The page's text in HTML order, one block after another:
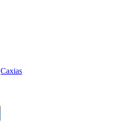
Caxias